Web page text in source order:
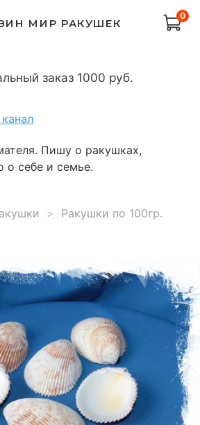
МИР РАКУШЕК
0
заказ 1000 руб.
Пишу о ракушках,
о себе и семье.
Ракушки по 100гр.